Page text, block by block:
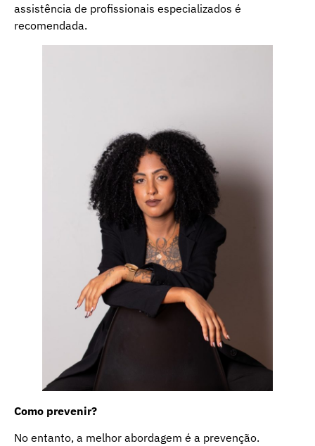
assistência de profissionais especializados é
recomendada.
Como prevenir?
No entanto, a melhor abordagem é a prevenção.